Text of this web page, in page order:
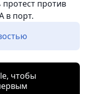
против
в порт.
чтобы